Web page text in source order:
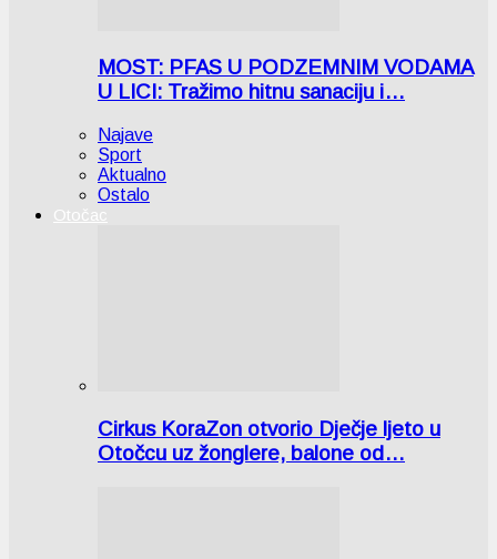
MOST: PFAS U PODZEMNIM VODAMA
U LICI: Tražimo hitnu sanaciju i…
Najave
Sport
Aktualno
Ostalo
Otočac
Cirkus KoraZon otvorio Dječje ljeto u
Otočcu uz žonglere, balone od…